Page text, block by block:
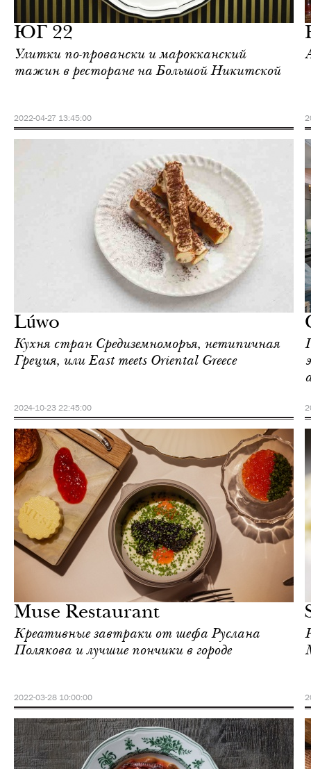
ЮГ 22
Улитки по-провански и марокканский
тажин в ресторане на Большой Никитской
2022-04-27 13:45:00
Lúwo
Кухня стран Средиземноморья, нетипичная
Греция, или East meets Oriental Greece
2024-10-23 22:45:00
Muse Restaurant
Креативные завтраки от шефа Руслана
Полякова и лучшие пончики в городе
2022-03-28 10:00:00